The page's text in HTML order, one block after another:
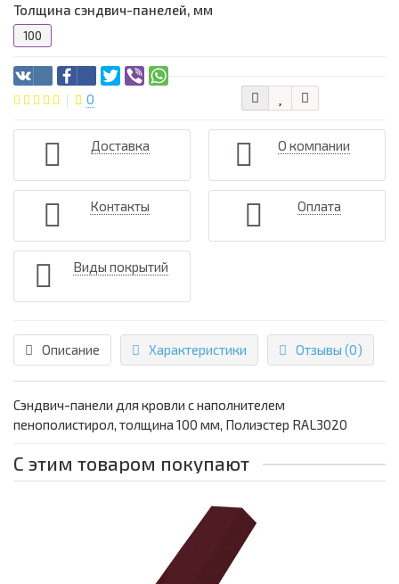
Толщина сэндвич-панелей, мм
100
0
Доставка О компании
Контакты Оплата
Виды покрытий
Описание Характеристики Отзывы (0)
Сэндвич-панели для кровли с наполнителем
пенополистирол, толщина 100 мм, Полиэстер RAL3020
С этим товаром покупают